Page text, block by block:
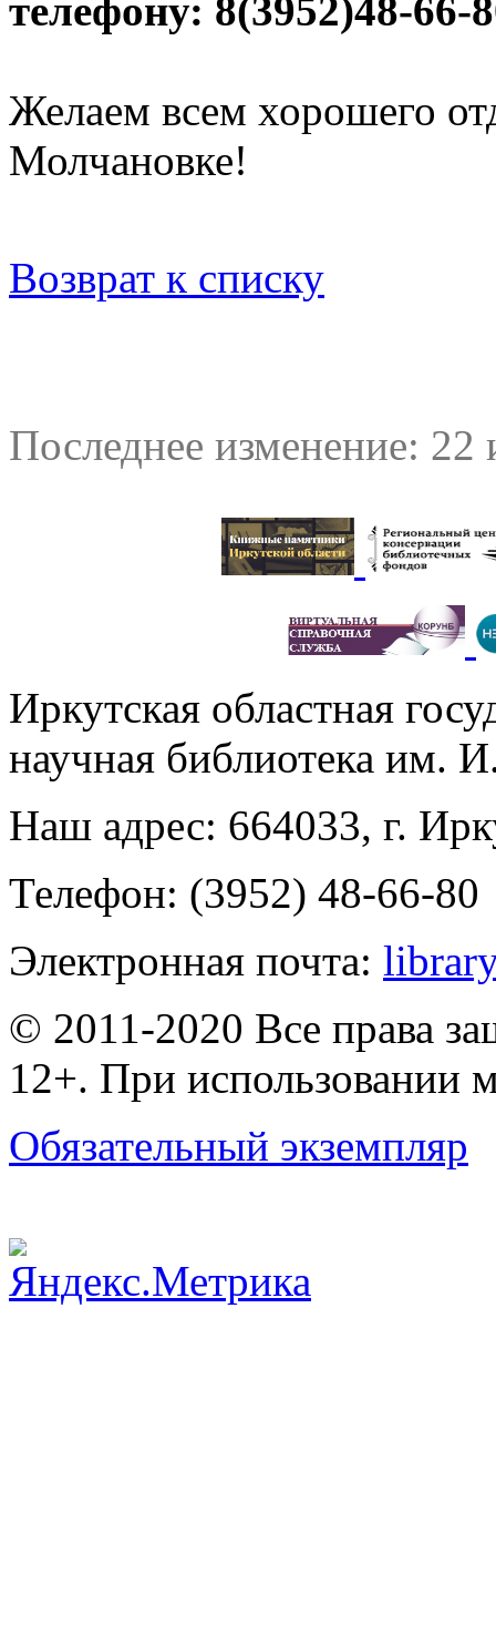
телефону: 8(3952)48-66-
Желаем всем хорошего
Молчановке!
Возврат к списку
Последнее изменение:
Иркутская областная
научная библиотека им.
Наш адрес: 664033, г.
Телефон: (3952) 48-66-80
Электронная почта:
© 2011-2020 Все права
12+. При использовании
Обязательный экземпляр